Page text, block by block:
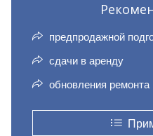
предпродажной
сдачи в аренду
обновления ремонта